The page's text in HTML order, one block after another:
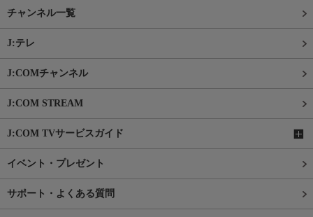
チャンネル一覧
J:テレ
J:COMチャンネル
J:COM STREAM
J:COM TVサービスガイド
イベント・プレゼント
サポート・よくある質問